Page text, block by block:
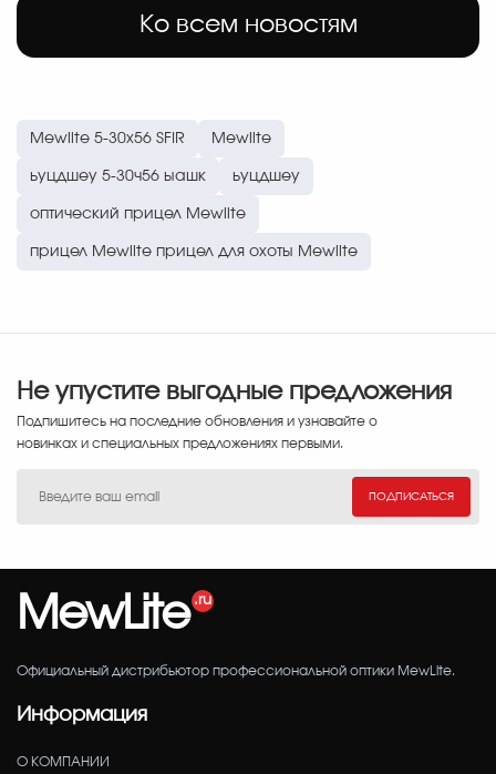
Ко всем новостям
Mewlite 5-30x56 SFIR Mewlite
ьуцдшеу 5-30ч56 ыашк ьуцдшеу
оптический прицел Mewlite
прицел Mewlite прицел для охоты Mewlite
Не упустите выгодные предложения
Подпишитесь на последние обновления и узнавайте о
новинках и специальных предложениях первыми.
ПОДПИСАТЬСЯ
MewLite
Официальный дистрибьютор профессиональной оптики MewLite.
Информация
О КОМПАНИИ